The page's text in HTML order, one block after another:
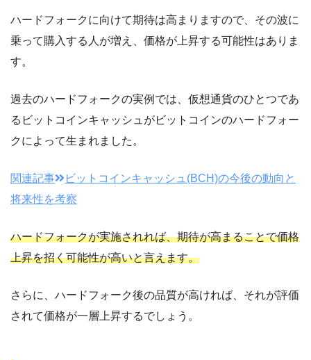
ハードフォークに向けて期待は高まりますので、その波に
乗って購入する人が増え、価格が上昇する可能性はありま
す。
過去のハードフォークの実例では、仮想通貨のひとつであ
るビットコインキャッシュがビットコインのハードフォー
クによって生まれました。
関連記事
ビットコインキャッシュ(BCH)の今後の動向と
将来性を考察
ハードフォークが実施されれば、期待が高まることで価格
上昇を招く可能性が高いと言えます。
さらに、ハードフォーク後の品質が高ければ、それが評価
されて価格が一層上昇するでしょう。